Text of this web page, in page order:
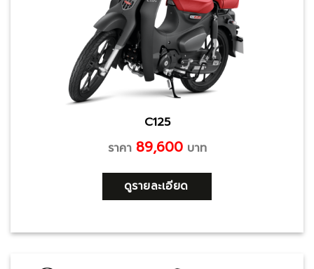
C125
ราคา 89,600บาท
ดูรายละเอียด